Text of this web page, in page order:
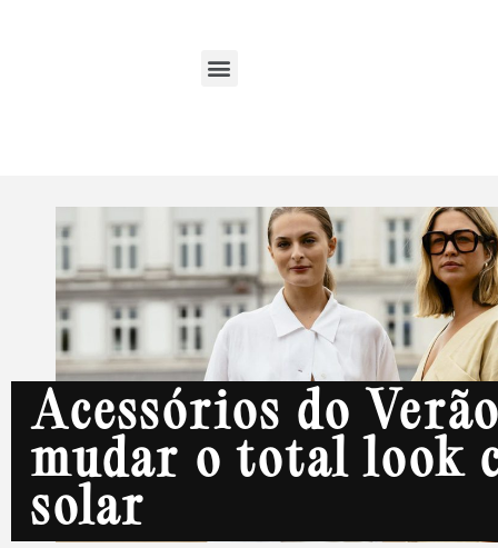
Acessórios do
mudar o total look
solar